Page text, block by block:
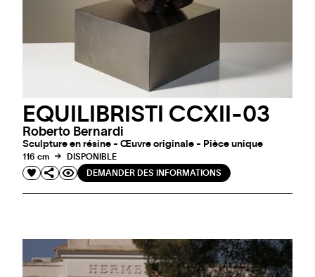
EQUILIBRISTI CCXII-03
Roberto Bernardi
Sculpture en résine - Œuvre originale - Pièce unique
116 cm
DISPONIBLE
DEMANDER DES INFORMATIONS